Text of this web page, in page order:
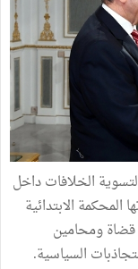
الخلافات داخل
المحكمة الابتدائية
قضاة ومحامين
السياسية.